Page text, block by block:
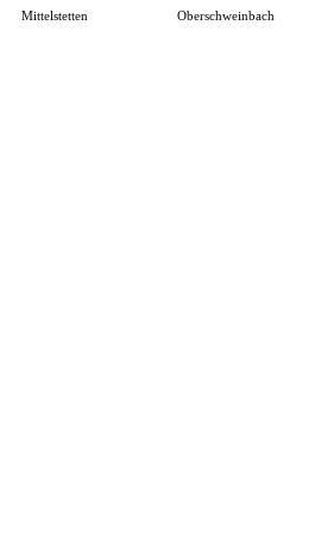
Mittelstetten Oberschweinbach